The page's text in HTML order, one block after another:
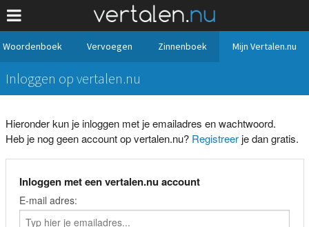
Woordenboek Vervoegen Zinnenboek Mijn Vertalen.nu
Inloggen op vertalen.nu
Hieronder kun je inloggen met je emailadres en wachtwoord.
Heb je nog geen account op vertalen.nu? Registreerje dan gratis.
Inloggen met een vertalen.nu account
E-mail adres: